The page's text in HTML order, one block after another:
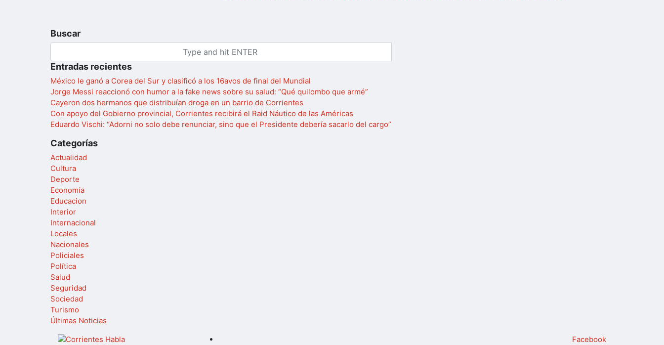
Buscar
Entradas recientes
México le ganó a Corea del Sur y clasificó a los 16avos de final del Mundial
Jorge Messi reaccionó con humor a la fake news sobre su salud: “Qué quilombo que armé”
Cayeron dos hermanos que distribuían droga en un barrio de Corrientes
Con apoyo del Gobierno provincial, Corrientes recibirá el Raid Náutico de las Américas
Eduardo Vischi: “Adorni no solo debe renunciar, sino que el Presidente debería sacarlo del cargo”
Categorías
Actualidad
Cultura
Deporte
Economía
Educacion
Interior
Internacional
Locales
Nacionales
Policiales
Política
Salud
Seguridad
Sociedad
Turismo
Últimas Noticias
Facebook